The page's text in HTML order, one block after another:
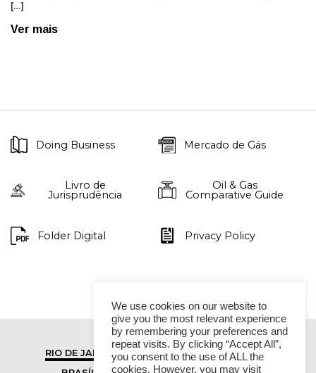
[…]
Ver mais
Doing Business Mercado de Gás
Livro de
Jurisprudência
Oil & Gas
Comparative Guide
Folder Digital Privacy Policy
RIO DE JANEIRO
SÃO PAULO
We use cookies on our website to
give you the most relevant experience
by remembering your preferences and
repeat visits. By clicking “Accept All”,
you consent to the use of ALL the
cookies. However, you may visit